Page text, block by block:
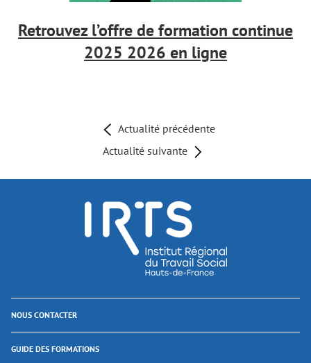
Retrouvez l’offre de formation continue
2025 2026 en ligne
Actualité précédente
Actualité suivante
NOUS CONTACTER
GUIDE DES FORMATIONS